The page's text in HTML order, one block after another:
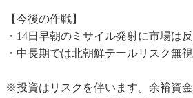
【今後の作戦】
・14日早朝のミサイル発射に市場は反
・中長期では北朝鮮テールリスク無視
※投資はリスクを伴います。余裕資